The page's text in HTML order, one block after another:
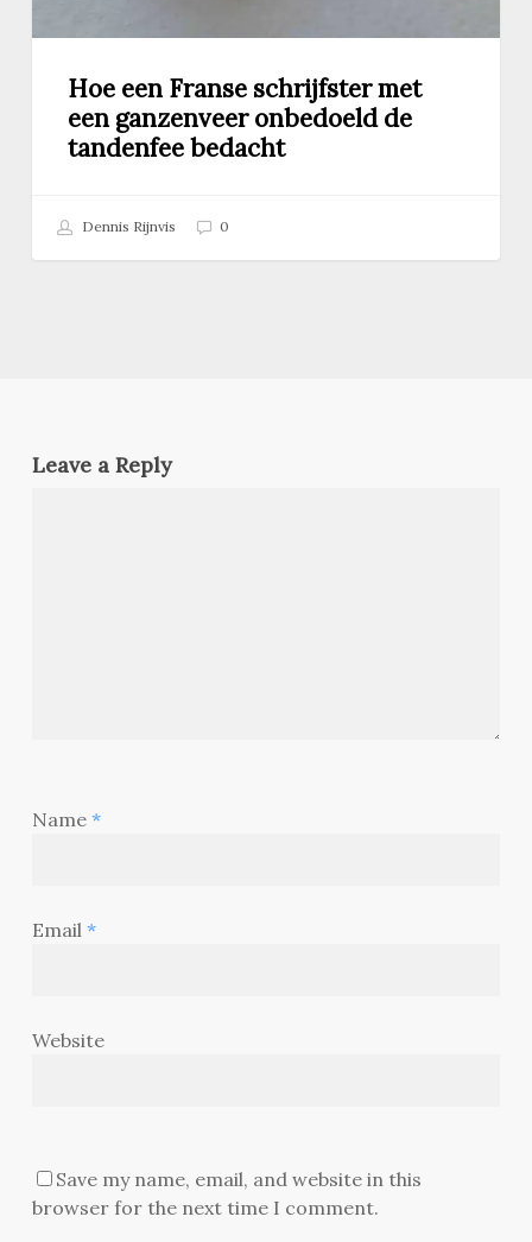
Hoe een Franse schrijfster met
een ganzenveer onbedoeld de
tandenfee bedacht
Dennis Rijnvis 0
Leave a Reply
Name *
Email *
Website
Save my name, email, and website in this
browser for the next time I comment.